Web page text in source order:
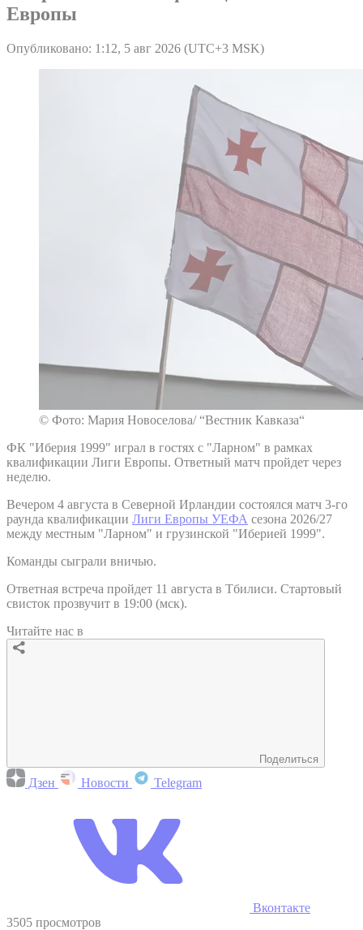
Европы
Опубликовано: 1:12, 5 авг 2026 (UTC+3 MSK)
© Фото: Мария Новоселова/ “Вестник Кавказа“
ФК "Иберия 1999" играл в гостях с "Ларном" в рамках
квалификации Лиги Европы. Ответный матч пройдет через
неделю.
Вечером 4 августа в Северной Ирландии состоялся матч 3-го
раунда квалификации Лиги Европы УЕФА сезона 2026/27
между местным "Ларном" и грузинской "Иберией 1999".
Команды сыграли вничью.
Ответная встреча пройдет 11 августа в Тбилиси. Стартовый
свисток прозвучит в 19:00 (мск).
Читайте нас в
Поделиться
Дзен Новости Telegram
Вконтакте
3505 просмотров